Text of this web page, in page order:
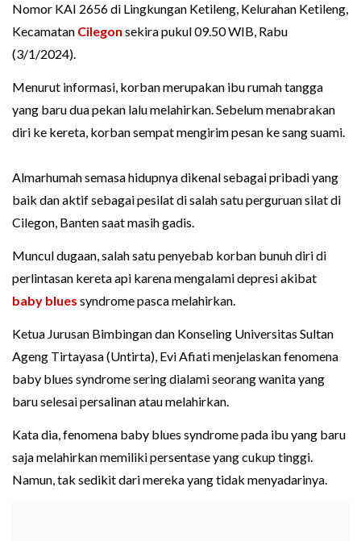
Nomor KAI 2656 di Lingkungan Ketileng, Kelurahan Ketileng,
Kecamatan Cilegon sekira pukul 09.50 WIB, Rabu
(3/1/2024).
Menurut informasi, korban merupakan ibu rumah tangga
yang baru dua pekan lalu melahirkan. Sebelum menabrakan
diri ke kereta, korban sempat mengirim pesan ke sang suami.
Almarhumah semasa hidupnya dikenal sebagai pribadi yang
baik dan aktif sebagai pesilat di salah satu perguruan silat di
Cilegon, Banten saat masih gadis.
Muncul dugaan, salah satu penyebab korban bunuh diri di
perlintasan kereta api karena mengalami depresi akibat
baby blues syndrome pasca melahirkan.
Ketua Jurusan Bimbingan dan Konseling Universitas Sultan
Ageng Tirtayasa (Untirta), Evi Afiati menjelaskan fenomena
baby blues syndrome sering dialami seorang wanita yang
baru selesai persalinan atau melahirkan.
Kata dia, fenomena baby blues syndrome pada ibu yang baru
saja melahirkan memiliki persentase yang cukup tinggi.
Namun, tak sedikit dari mereka yang tidak menyadarinya.